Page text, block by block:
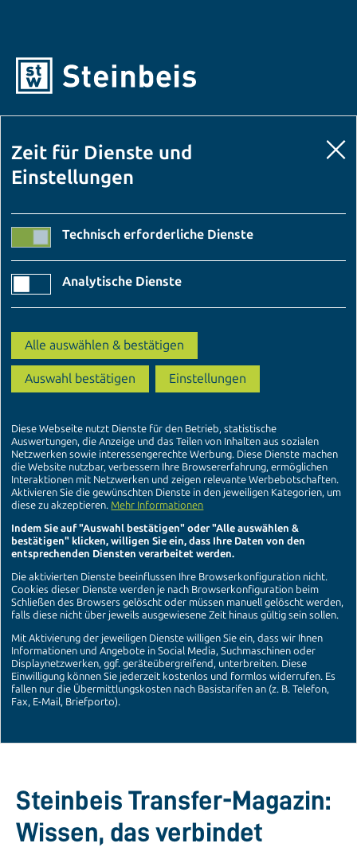
Steinbeis Transfer-Magazin:
Wissen, das verbindet